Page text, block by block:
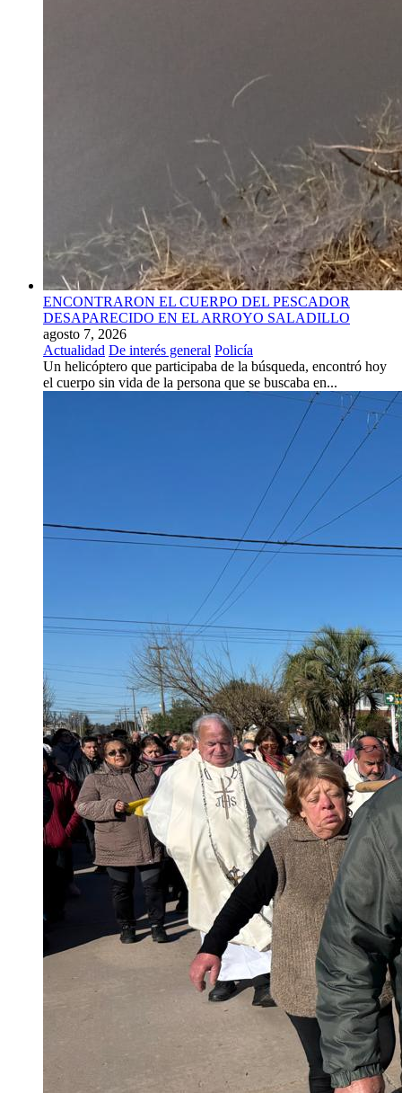
ENCONTRARON EL CUERPO DEL PESCADOR
DESAPARECIDO EN EL ARROYO SALADILLO
agosto 7, 2026
Actualidad De interés general Policía
Un helicóptero que participaba de la búsqueda, encontró hoy
el cuerpo sin vida de la persona que se buscaba en...